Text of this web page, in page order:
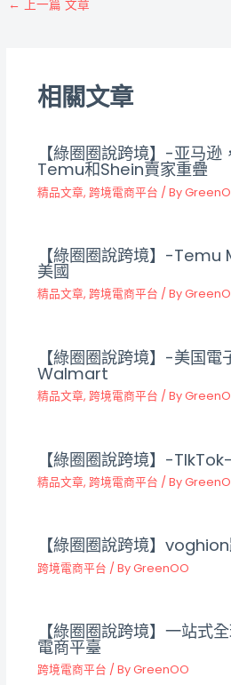
← 上一篇 文章
相關文章
【綠圈圈說跨境】-亚马
Temu和Shein賣家重疊
精品文章, 跨境電商平台 / By
【綠圈圈說跨境】-
美國
精品文章, 跨境電商平台 / By
【綠圈圈說跨境】-美国電
Walmart
精品文章, 跨境電商平台 / By
【綠圈圈說跨境】-
精品文章, 跨境電商平台 / By
【綠圈圈說跨境】
跨境電商平台 / ByGreenOO
【綠圈圈說跨境】一站式
電商平臺
跨境電商平台 / ByGreenOO